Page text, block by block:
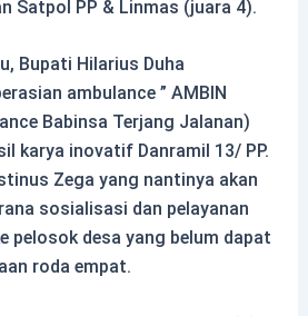
Satpol PP & Linmas (juara 4).
Bupati Hilarius Duha
ambulance ” AMBIN
Babinsa Terjang Jalanan)
karya inovatif Danramil 13/ PP.
Zega yang nantinya akan
sosialisasi dan pelayanan
pelosok desa yang belum dapat
roda empat.